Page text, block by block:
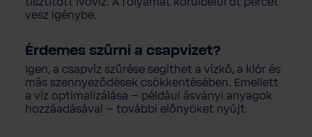
vesz igénybe.
Érdemes szűrni a csapvizet?
Igen, a csapvíz szűrése segíthet a vízkő, a klór és
más szennyeződések csökkentésében. Emellett
a víz optimalizálása – például ásványi anyagok
hozzáadásával – további előnyöket nyújt.